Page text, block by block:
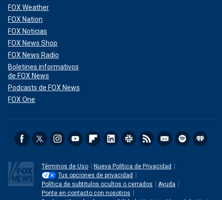
FOX Weather
FOX Nation
FOX Noticias
FOX News Shop
FOX News Radio
Boletines informativos
de FOX News
Podcasts de FOX News
FOX One
Términos de Uso
Nueva Política de Privacidad
Tus opciones de privacidad
Política de subtitulos ocultos o cerrados
Ayuda
Ponte en contacto con nosotros